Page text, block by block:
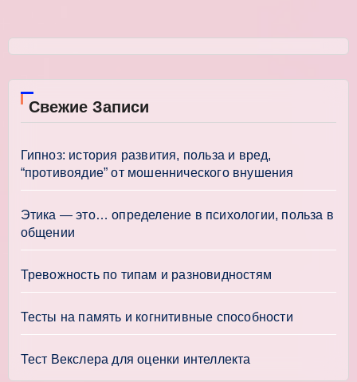
Свежие Записи
Гипноз: история развития, польза и вред,
“противоядие” от мошеннического внушения
Этика — это… определение в психологии, польза в
общении
Тревожность по типам и разновидностям
Тесты на память и когнитивные способности
Тест Векслера для оценки интеллекта